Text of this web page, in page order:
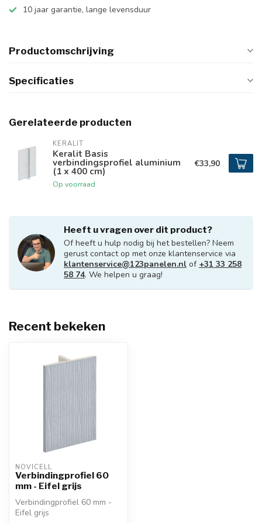
10 jaar garantie, lange levensduur
Productomschrijving
Specificaties
Gerelateerde producten
KERALIT
Keralit Basis
verbindingsprofiel aluminium
(1 x 400 cm)
Op voorraad
€33,90
Heeft u vragen over dit product?
Of heeft u hulp nodig bij het bestellen? Neem
gerust contact op met onze klantenservice via
klantenservice@123panelen.nl of +31 33 258
58 74. We helpen u graag!
Recent bekeken
NOVICELL
Verbindingprofiel 60
mm - Eifel grijs
Verbindingprofiel 60 mm -
Eifel grijs